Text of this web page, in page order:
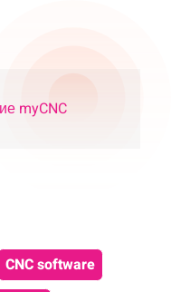
myCNC
CNC software